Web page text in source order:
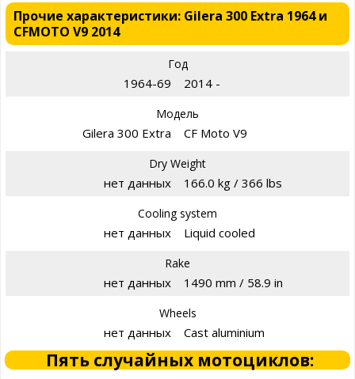
Прочие характеристики: Gilera 300 Extra 1964 и
CFMOTO V9 2014
Год
1964-69 2014 -
Модель
Gilera 300 Extra CF Moto V9
Dry Weight
нет данных 166.0 kg / 366 lbs
Cooling system
нет данных Liquid cooled
Rake
нет данных 1490 mm / 58.9 in
Wheels
нет данных Cast aluminium
Пять случайных мотоциклов: